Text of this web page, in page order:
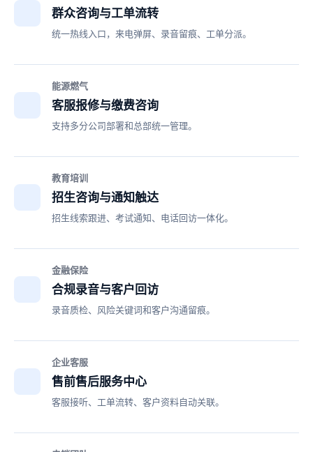
群众咨询与工单流转
统一热线入口，来电弹屏、录音留痕、工单分派。
能源燃气
客服报修与缴费咨询
支持多分公司部署和总部统一管理。
教育培训
招生咨询与通知触达
招生线索跟进、考试通知、电话回访一体化。
金融保险
合规录音与客户回访
录音质检、风险关键词和客户沟通留痕。
企业客服
售前售后服务中心
客服接听、工单流转、客户资料自动关联。